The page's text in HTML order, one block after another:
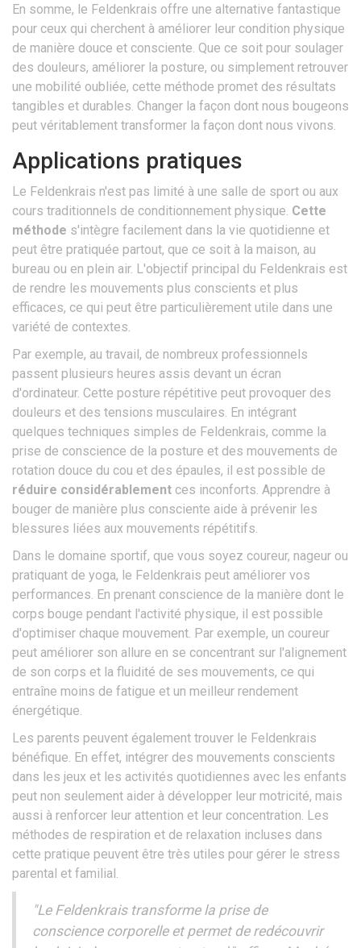
En somme, le Feldenkrais offre une alternative fantastique
pour ceux qui cherchent à améliorer leur condition physique
de manière douce et consciente. Que ce soit pour soulager
des douleurs, améliorer la posture, ou simplement retrouver
une mobilité oubliée, cette méthode promet des résultats
tangibles et durables. Changer la façon dont nous bougeons
peut véritablement transformer la façon dont nous vivons.
Applications pratiques
Le Feldenkrais n'est pas limité à une salle de sport ou aux
cours traditionnels de conditionnement physique. Cette
méthode s'intègre facilement dans la vie quotidienne et
peut être pratiquée partout, que ce soit à la maison, au
bureau ou en plein air. L'objectif principal du Feldenkrais est
de rendre les mouvements plus conscients et plus
efficaces, ce qui peut être particulièrement utile dans une
variété de contextes.
Par exemple, au travail, de nombreux professionnels
passent plusieurs heures assis devant un écran
d'ordinateur. Cette posture répétitive peut provoquer des
douleurs et des tensions musculaires. En intégrant
quelques techniques simples de Feldenkrais, comme la
prise de conscience de la posture et des mouvements de
rotation douce du cou et des épaules, il est possible de
réduire considérablement ces inconforts. Apprendre à
bouger de manière plus consciente aide à prévenir les
blessures liées aux mouvements répétitifs.
Dans le domaine sportif, que vous soyez coureur, nageur ou
pratiquant de yoga, le Feldenkrais peut améliorer vos
performances. En prenant conscience de la manière dont le
corps bouge pendant l'activité physique, il est possible
d'optimiser chaque mouvement. Par exemple, un coureur
peut améliorer son allure en se concentrant sur l'alignement
de son corps et la fluidité de ses mouvements, ce qui
entraîne moins de fatigue et un meilleur rendement
énergétique.
Les parents peuvent également trouver le Feldenkrais
bénéfique. En effet, intégrer des mouvements conscients
dans les jeux et les activités quotidiennes avec les enfants
peut non seulement aider à développer leur motricité, mais
aussi à renforcer leur attention et leur concentration. Les
méthodes de respiration et de relaxation incluses dans
cette pratique peuvent être très utiles pour gérer le stress
parental et familial.
"Le Feldenkrais transforme la prise de
conscience corporelle et permet de redécouvrir